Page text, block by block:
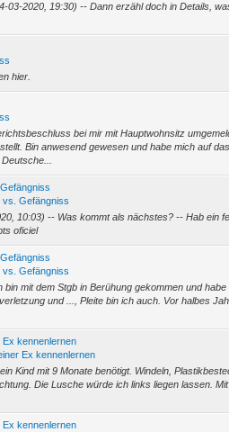
03-2020, 19:30) -- Dann erzähl doch in Details,
hier.
bei mir mit Hauptwohnsitz
Bin anwesend gewesen und habe mich auf
vs. Gefängniss
10:03) -- Was kommt als nächstes? -- Hab ein
oficiel
vs. Gefängniss
bin mit dem Stgb in Berühung gekommen und
und ..., Pleite bin ich auch. Vor halbes
Ex kennenlernen
Ex kennenlernen
Kind mit 9 Monate benötigt. Windeln,
Die Lusche würde ich links liegen lassen.
Ex kennenlernen